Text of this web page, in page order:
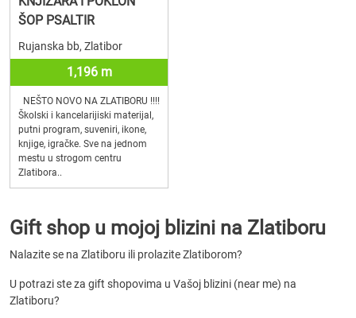
ŠOP PSALTIR
Rujanska bb, Zlatibor
1,196 m
NEŠTO NOVO NA ZLATIBORU !!!!
Školski i kancelarijiski materijal,
putni program, suveniri, ikone,
knjige, igračke. Sve na jednom
mestu u strogom centru
Zlatibora..
Gift shop u mojoj blizini na Zlatiboru
Nalazite se na Zlatiboru ili prolazite Zlatiborom?
U potrazi ste za gift shopovima u Vašoj blizini (near me) na
Zlatiboru?